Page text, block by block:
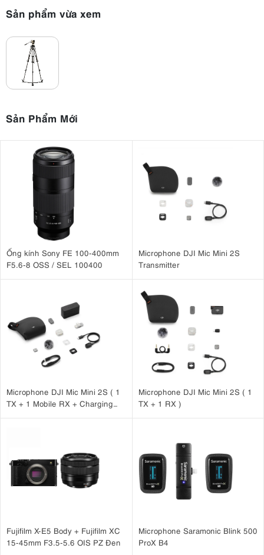
Sản phẩm vừa xem
Sản Phẩm Mới
Ống kính Sony FE 100-400mm
F5.6-8 OSS / SEL 100400
Microphone DJI Mic Mini 2S
Transmitter
Microphone DJI Mic Mini 2S ( 1
TX + 1 Mobile RX + Charging
Microphone DJI Mic Mini 2S ( 1
TX + 1 RX )
Fujifilm X-E5 Body + Fujifilm XC
15-45mm F3.5-5.6 OIS PZ Đen
Microphone Saramonic Blink 500
ProX B4